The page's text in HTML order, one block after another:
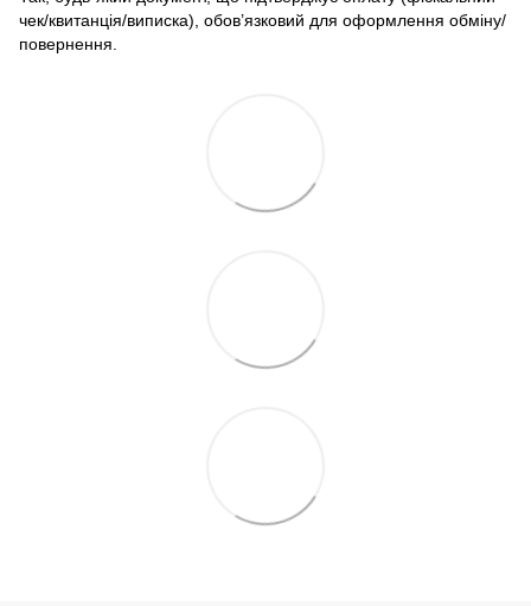
чек/квитанція/виписка), обов’язковий для оформлення обміну/
повернення.